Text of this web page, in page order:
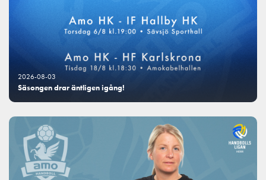
2026-08-03
Säsongen drar äntligen igång!